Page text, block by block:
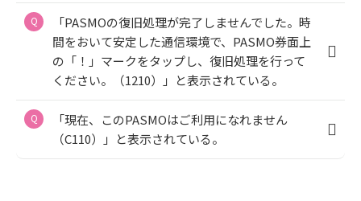
「PASMOの復旧処理が完了しませんでした。時
間をおいて安定した通信環境で、PASMO券面上
の「！」マークをタップし、復旧処理を行って
ください。（1210）」と表示されている。
「現在、このPASMOはご利用になれません
（C110）」と表示されている。